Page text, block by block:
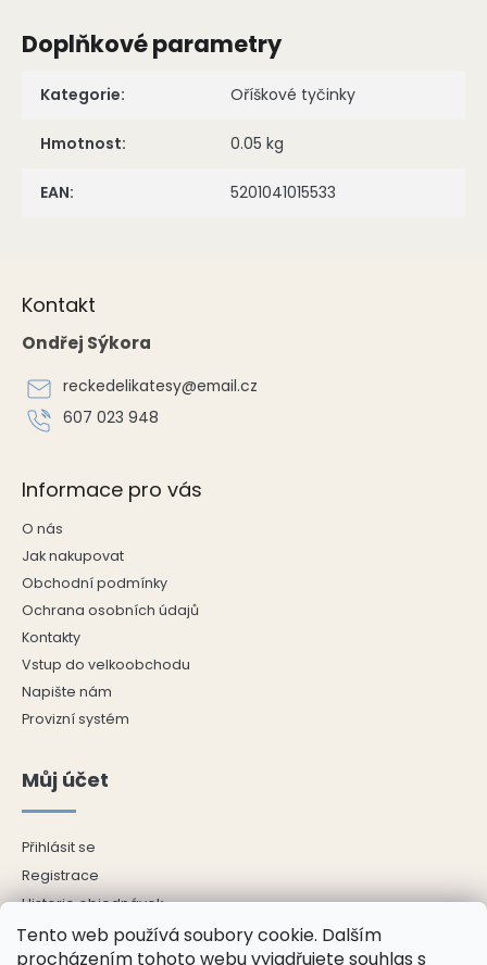
Tento web používá soubory cookie. Dalším
procházením tohoto webu vyjadřujete souhlas s
Doplňkové parametry
Kategorie: Oříškové tyčinky
Hmotnost: 0.05 kg
EAN: 5201041015533
Kontakt
Ondřej Sýkora
reckedelikatesy@email.cz
607 023 948
Informace pro vás
O nás
Jak nakupovat
Obchodní podmínky
Ochrana osobních údajů
Kontakty
Vstup do velkoobchodu
Napište nám
Provizní systém
Můj účet
Přihlásit se
Registrace
Historie objednávek
Adresy
Odhlásit se